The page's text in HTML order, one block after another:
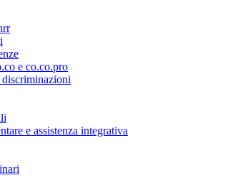
e co.co.pro
discriminazioni
e assistenza integrativa